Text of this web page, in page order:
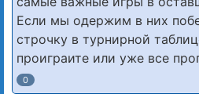
Если мы одержим в них
строчку в турнирной
проиграите или уже все
0